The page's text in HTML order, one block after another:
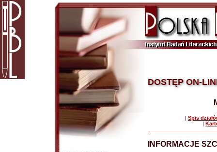
DOSTĘP ON-
| Spis
|
INFORMACJE